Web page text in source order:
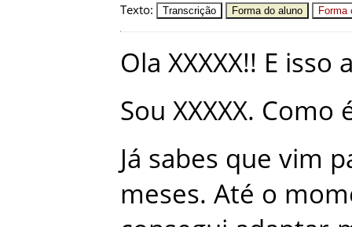
Texto: Transcrição Forma do aluno Forma
Ola XXXXX!! E isso
Sou XXXXX. Como
Já sabes que vim
meses. Até o